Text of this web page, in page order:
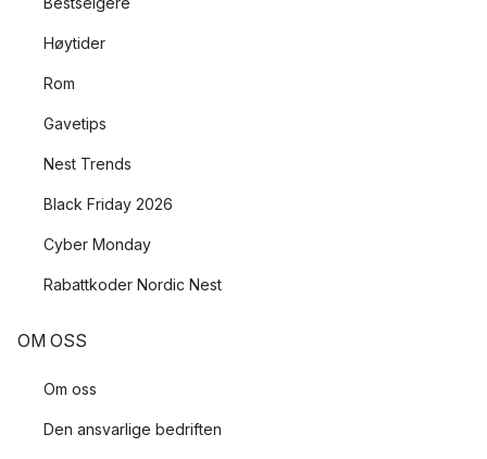
Høytider
Rom
Gavetips
Nest Trends
Black Friday 2026
Cyber Monday
Rabattkoder Nordic Nest
OM OSS
Om oss
Den ansvarlige bedriften